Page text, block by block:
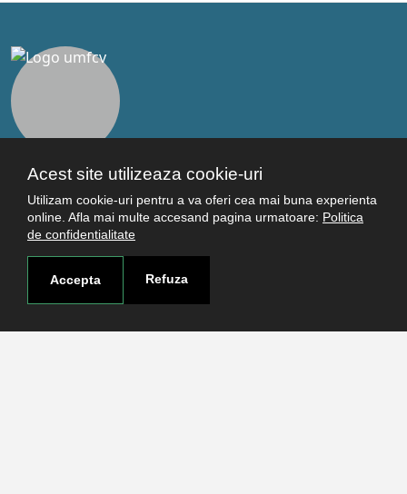
Acest site utilizeaza cookie-uri
Utilizam cookie-uri pentru a va oferi cea mai buna experienta
online. Afla mai multe accesand pagina urmatoare: Politica
de confidentialitate
Accepta Refuza
Legături utile
Studenţi
Cercetare